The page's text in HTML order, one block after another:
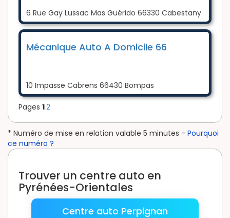
6 Rue Gay Lussac Mas Guérido 66330 Cabestany
Mécanique Auto A Domicile 66
10 Impasse Cabrens 66430 Bompas
Pages 12
* Numéro de mise en relation valable 5 minutes - Pourquoi
ce numéro ?
Trouver un centre auto en
Pyrénées-Orientales
Centre auto Perpignan